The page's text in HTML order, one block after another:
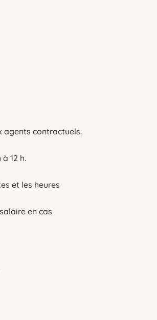
agents contractuels.
12 h.
et les heures
en cas